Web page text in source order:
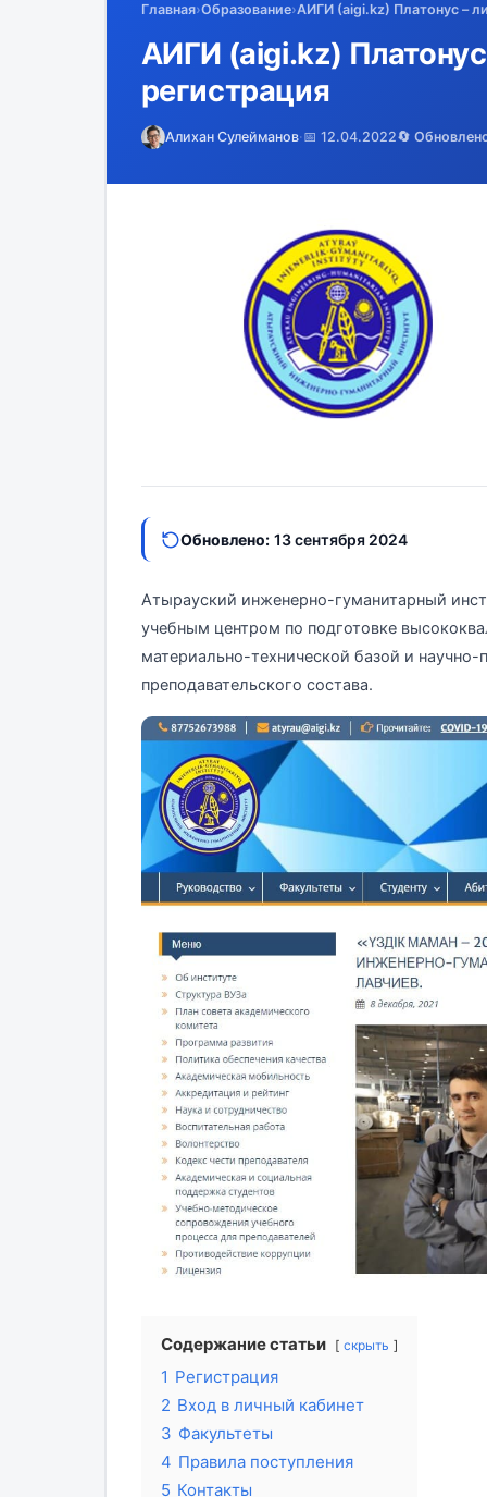
Главная›Образование›АИГИ (aigi.kz) Платонус –
АИГИ (aigi.kz)
регистрация
Алихан Сулейманов·📅 12.04.2022🔄
Обновлено: 13 сентября 2024
Атырауский инженерно-гуманитарный
учебным центром по подготовке
материально-технической базой и
преподавательского состава.
Содержание статьи скрыть
1 Регистрация
2 Вход в личный кабинет
3 Факультеты
4 Правила поступления
5 Контакты